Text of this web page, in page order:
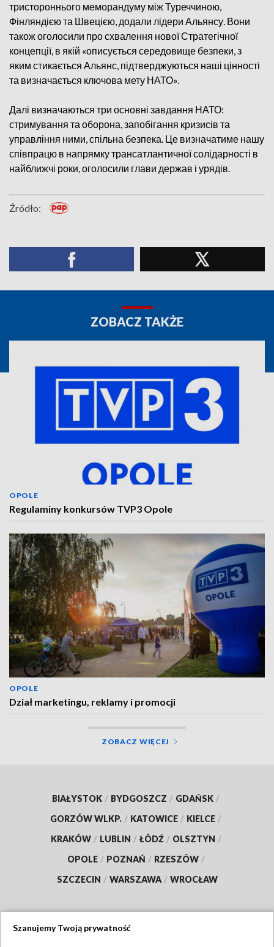
тристороннього меморандуму між Туреччиною,
Фінляндією та Швецією, додали лідери Альянсу. Вони
також оголосили про схвалення нової Стратегічної
концепції, в якій «описується середовище безпеки, з
яким стикається Альянс, підтверджуються наші цінності
та визначається ключова мету НАТО».
Далі визначаються три основні завдання НАТО:
стримування та оборона, запобігання кризисів та
управління ними, спільна безпека. Це визначатиме нашу
співпрацю в напрямку трансатлантичної солідарності в
найближчі роки, оголосили глави держав і урядів.
Źródło:
ZOBACZ TAKŻE
OPOLE
Regulaminy konkursów TVP3 Opole
OPOLE
Dział marketingu, reklamy i promocji
ZOBACZ WIĘCEJ
BIAŁYSTOK / BYDGOSZCZ / GDAŃSK /
GORZÓW WLKP. / KATOWICE / KIELCE /
KRAKÓW / LUBLIN / ŁÓDŹ / OLSZTYN /
OPOLE / POZNAŃ / RZESZÓW /
SZCZECIN / WARSZAWA / WROCŁAW
Szanujemy Twoją prywatność